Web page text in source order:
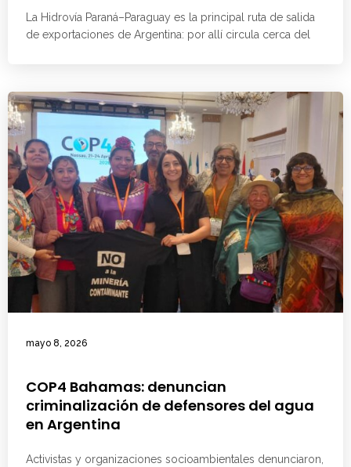
La Hidrovía Paraná–Paraguay es la principal ruta de salida
de exportaciones de Argentina: por allí circula cerca del
mayo 8, 2026
COP4 Bahamas: denuncian
criminalización de defensores del agua
en Argentina
Activistas y organizaciones socioambientales denunciaron,